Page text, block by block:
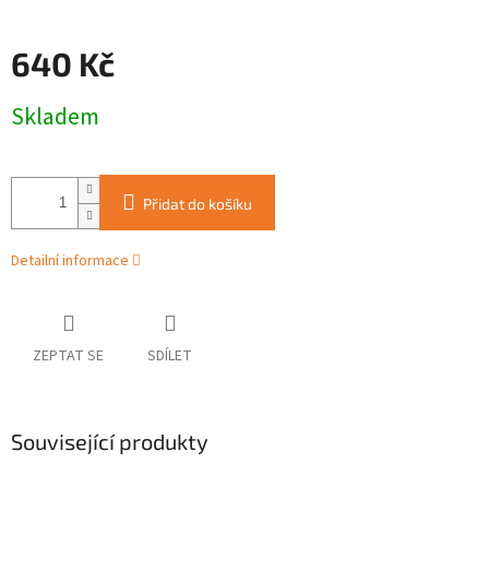
640 Kč
cena:
Skladem
Přidat do košíku
Detailní informace
ZEPTAT SE SDÍLET
Související produkty